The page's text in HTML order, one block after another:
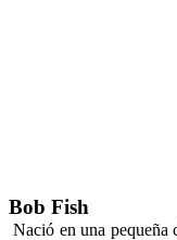
Bob Fish
Nació en una pequeña